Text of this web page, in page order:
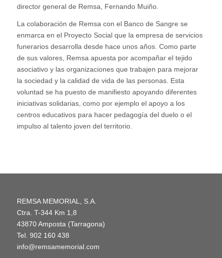
director general de Remsa, Fernando Muiño.
La colaboración de Remsa con el Banco de Sangre se
enmarca en el Proyecto Social que la empresa de servicios
funerarios desarrolla desde hace unos años. Como parte
de sus valores, Remsa apuesta por acompañar el tejido
asociativo y las organizaciones que trabajen para mejorar
la sociedad y la calidad de vida de las personas. Esta
voluntad se ha puesto de manifiesto apoyando diferentes
iniciativas solidarias, como por ejemplo el apoyo a los
centros educativos para hacer pedagogía del duelo o el
impulso al talento joven del territorio.
REMSA MEMORIAL, S.A.
Ctra. T-344 Km 1,8
43870 Amposta (Tarragona)
Tel. 902 160 438
info@remsamemorial.com